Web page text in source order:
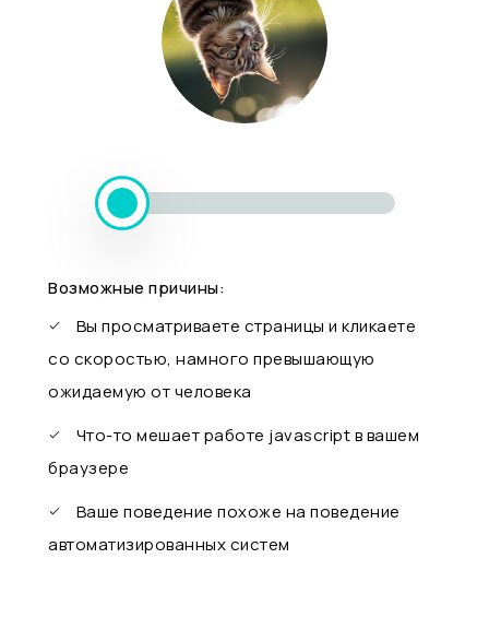
Возможные причины:
Вы просматриваете страницы и кликаете
со скоростью, намного превышающую
ожидаемую от человека
Что-то мешает работе javascript в вашем
браузере
Ваше поведение похоже на поведение
автоматизированных систем